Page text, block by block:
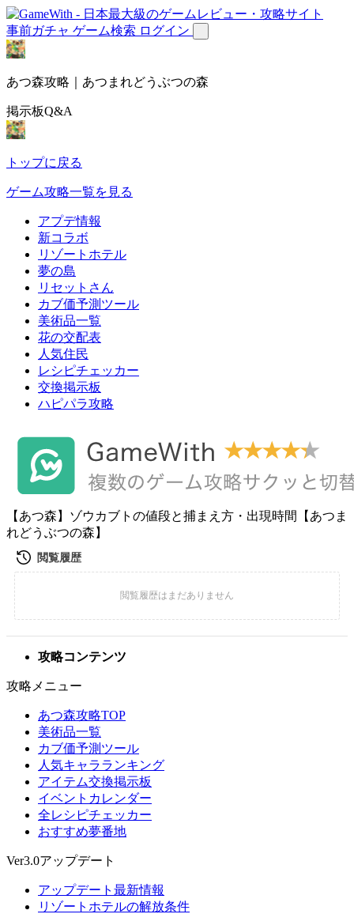
事前ガチャ ゲーム検索 ログイン
あつ森攻略｜あつまれどうぶつの森
掲示板Q&A
トップに戻る
ゲーム攻略一覧を見る
アプデ情報
新コラボ
リゾートホテル
夢の島
リセットさん
カブ価予測ツール
美術品一覧
花の交配表
人気住民
レシピチェッカー
交換掲示板
ハピパラ攻略
【あつ森】ゾウカブトの値段と捕まえ方・出現時間【あつま
れどうぶつの森】
攻略コンテンツ
攻略メニュー
あつ森攻略TOP
美術品一覧
カブ価予測ツール
人気キャラランキング
アイテム交換掲示板
イベントカレンダー
全レシピチェッカー
おすすめ夢番地
Ver3.0アップデート
アップデート最新情報
リゾートホテルの解放条件